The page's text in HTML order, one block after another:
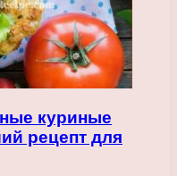
куриные
рецепт для